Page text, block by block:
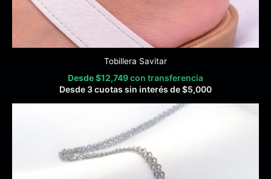
Tobillera Savitar
Desde$12,749con transferencia
Desde 3 cuotas sin interés de$5,000